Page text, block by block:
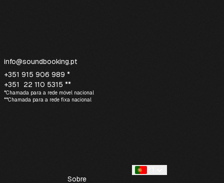
info@soundbooking.pt
+351 915 906 989 *
+351 22 110 5315 **
*Chamada para a rede móvel nacional
**Chamada para a rede fixa nacional
Sobre